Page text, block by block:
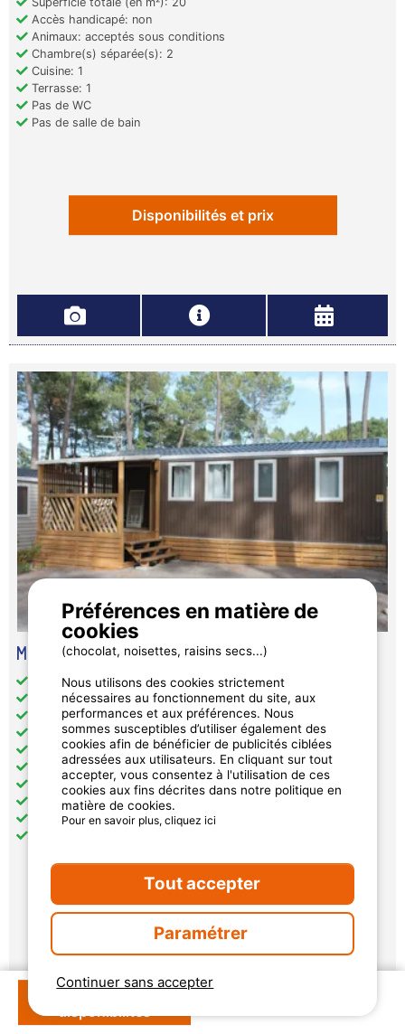
Vérifier les
disponibilités
Accès handicapé: non
Animaux: acceptés sous conditions
Chambre(s) séparée(s): 2
Cuisine: 1
Terrasse: 1
Pas de WC
Pas de salle de bain
Disponibilités et prix
Mobil Home Cedre - 3 Chambres
Superficie totale (en m²): 28
Accès handicapé: non
Animaux: acceptés sous conditions
Couchage(s) hors chambre: 1
Cuisine: 1
Lave vaisselle: 1
Salle(s) de bain: 1
WC: 1
Chauffage
Disponibilités et prix
Continuer sans accepter
Préférences en matière de
cookies
(chocolat, noisettes, raisins secs...)
Nous utilisons des cookies strictement
nécessaires au fonctionnement du site, aux
performances et aux préférences. Nous
sommes susceptibles d’utiliser également des
cookies afin de bénéficier de publicités ciblées
adressées aux utilisateurs. En cliquant sur tout
accepter, vous consentez à l'utilisation de ces
cookies aux fins décrites dans notre politique en
matière de cookies.
Pour en savoir plus, cliquez ici
Tout accepter
Paramétrer